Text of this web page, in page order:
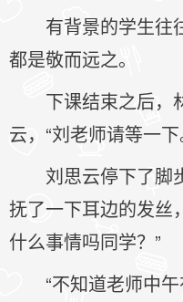
有背景的学生往
都是敬而远之。
下课结束之后，
云，“刘老师请等一下
刘思云停下了脚
抚了一下耳边的发丝
什么事情吗同学？”
“不知道老师中